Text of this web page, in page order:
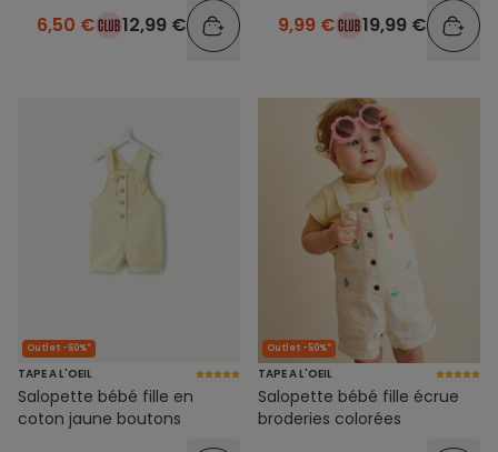
6,50 € 12,99 € 9,99 € 19,99 €
Outlet -60%*
TAPE A L'OEIL
Salopette bébé fille en
coton jaune boutons
Outlet -50%*
TAPE A L'OEIL
Salopette bébé fille écrue
broderies colorées